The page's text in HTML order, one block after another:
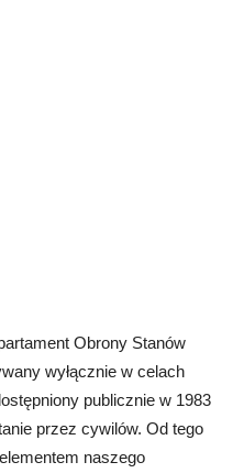
Obrony Stanów
wyłącznie w celach
publicznie w 1983
przez cywilów. Od tego
naszego